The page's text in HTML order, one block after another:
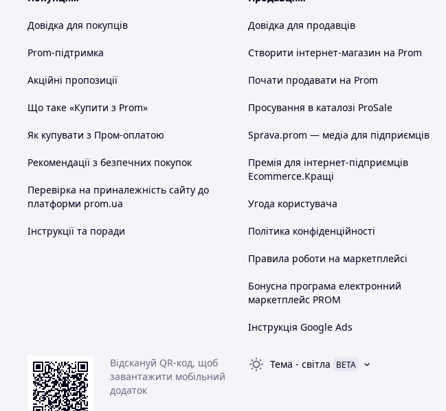
Довідка для покупців
Prom-підтримка
Акційні пропозиції
Що таке «Купити з Prom»
Як купувати з Пром-оплатою
Рекомендації з безпечних покупок
Перевірка на приналежність сайту до
платформи prom.ua
Інструкції та поради
Довідка для продавців
Створити інтернет-магазин на Prom
Почати продавати на Prom
Просування в каталозі ProSale
Sprava.prom — медіа для підприємців
Премія для інтернет-підприємців
Ecommerce.Кращі
Угода користувача
Політика конфіденційності
Правила роботи на маркетплейсі
Бонусна програма електронний
маркетплейс PROM
Інструкція Google Ads
Відскануй QR-код, щоб
завантажити мобільний
додаток
Тема - світла BETA